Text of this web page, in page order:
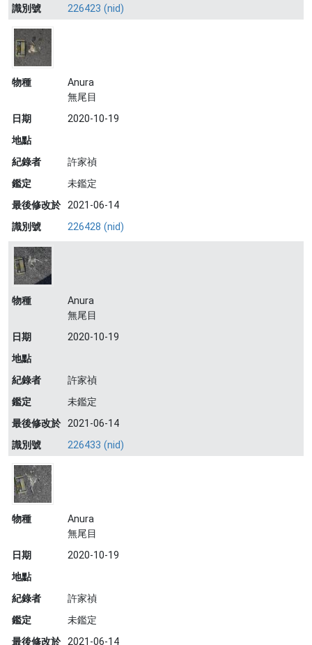
識別號
226423 (nid)
物種
Anura
無尾目
日期
2020-10-19
地點
紀錄者
許家禎
鑑定
未鑑定
最後修改於 2021-06-14
識別號
226428 (nid)
物種
Anura
無尾目
日期
2020-10-19
地點
紀錄者
許家禎
鑑定
未鑑定
最後修改於 2021-06-14
識別號
226433 (nid)
物種
Anura
無尾目
日期
2020-10-19
地點
紀錄者
許家禎
鑑定
未鑑定
最後修改於 2021-06-14